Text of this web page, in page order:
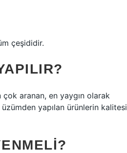
çeşididir.
aranan, en yaygın olarak
yapılan ürünlerin kalitesi